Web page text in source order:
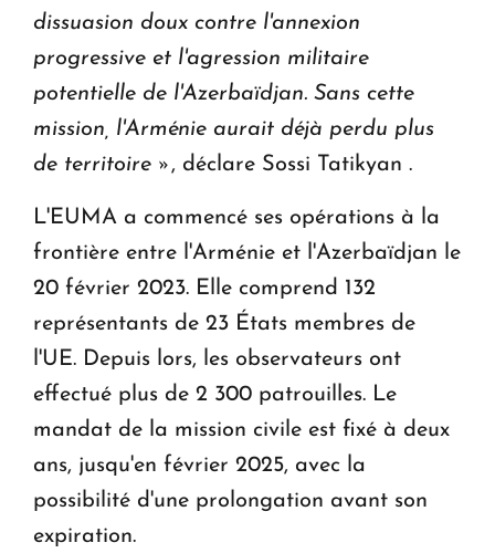
dissuasion doux contre l'annexion
progressive et l'agression militaire
potentielle de l'Azerbaïdjan. Sans cette
mission, l'Arménie aurait déjà perdu plus
de territoire » , déclare Sossi Tatikyan .
L'EUMA a commencé ses opérations à la
frontière entre l'Arménie et l'Azerbaïdjan le
20 février 2023. Elle comprend 132
représentants de 23 États membres de
l'UE. Depuis lors, les observateurs ont
effectué plus de 2 300 patrouilles. Le
mandat de la mission civile est fixé à deux
ans, jusqu'en février 2025, avec la
possibilité d'une prolongation avant son
expiration.